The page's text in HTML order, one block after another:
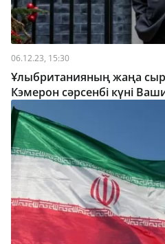
06.12.23, 15:30
Ұлыбританияның жаңа
Кэмерон сәрсенбі күні